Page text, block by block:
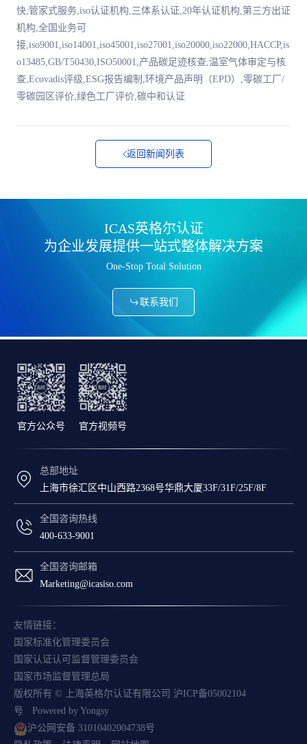
快,管家式服务,iso认证机构,三体系认证,20年认证机构,第三方出证
机构,全国业务可
接,iso9001,iso14001,iso45001,iso27001,iso20000,iso22000,HACCP,is
o13485,GB/T50430,ISO50001,产品碳足迹核查,温室气体审定与核
查,Ecovadis评级,ESG报告编制,环境产品声明（EPD）,零碳工厂/
零碳园区评价,绿色工厂评价,碳中和认证
返回新闻列表
ICAS英格尔认证
为企业发展提供一站式整体解决方案
One-Stop Total Solution
联系我们
官方公众号 官方视频号
总部地址
上海市徐汇区中山西路2368号华鼎大厦33F/31F/25F/8F
全国咨询热线
400-633-9001
全国咨询邮箱
Marketing@icasiso.com
友情链接：
国家标准化管理委员会
国家认证认可监督管理委员会
国家市场监督管理总局
版权所有 © 上海英格尔认证有限公司 沪ICP备05002104
号
Powered by Yongsy
沪公网安备 31010402004738号